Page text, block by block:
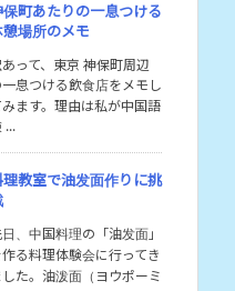
町あたりの一息つける
場所のメモ
って、東京 神保町周辺
一息つける飲食店をメモし
みます。理由は私が中国語
...
理教室で油发面作りに挑
、中国料理の「油发面」
作る料理体験会に行ってき
した。油泼面（ヨウポーミ